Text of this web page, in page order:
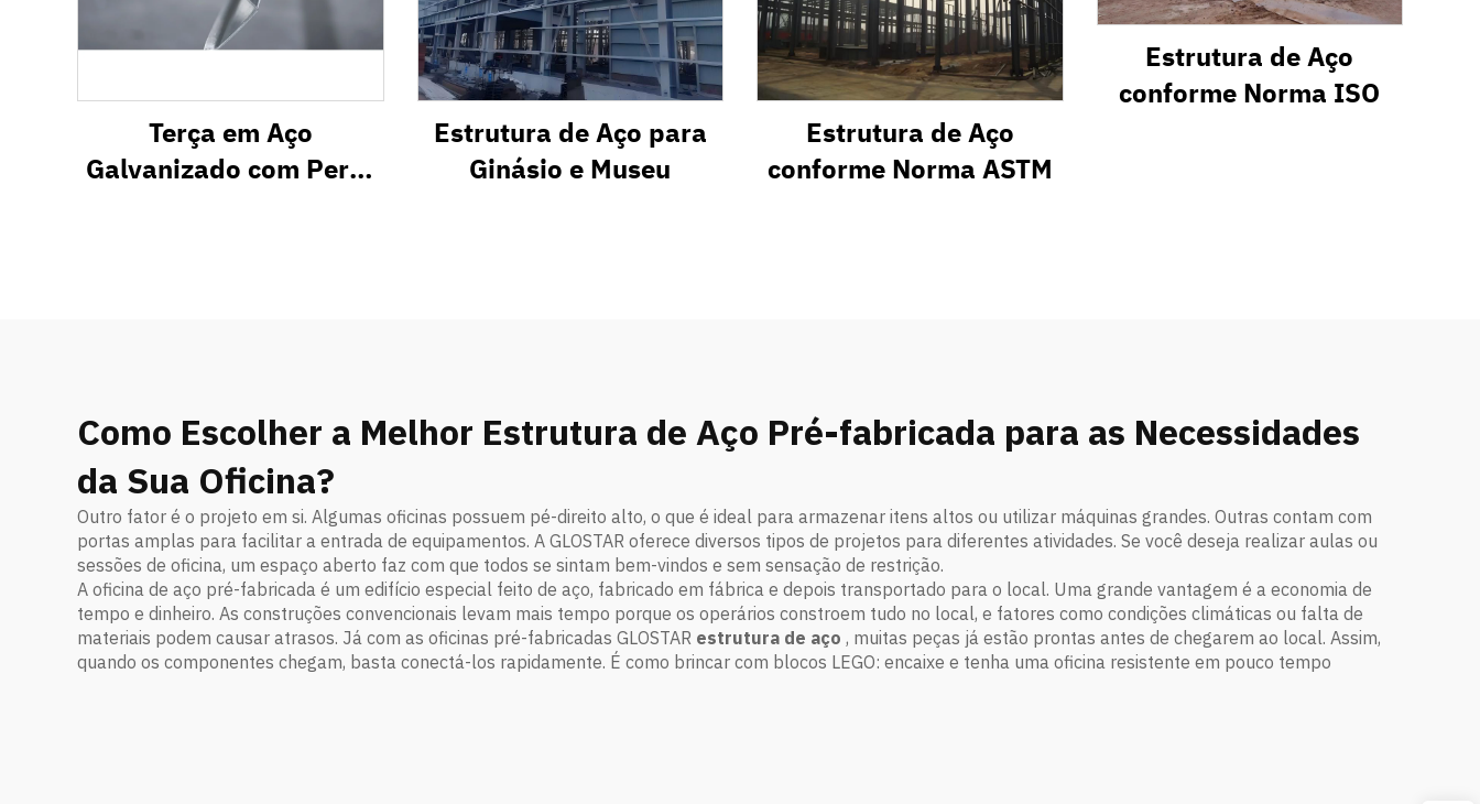
Terça em Aço
Galvanizado com Perfil
Estrutura de Aço para
Ginásio e Museu
Estrutura de Aço
conforme Norma ASTM
Estrutura de Aço
conforme Norma ISO
Como Escolher a Melhor Estrutura de Aço Pré-fabricada para as Necessidades
da Sua Oficina?
Outro fator é o projeto em si. Algumas oficinas possuem pé-direito alto, o que é ideal para armazenar itens altos ou utilizar máquinas grandes. Outras contam com
portas amplas para facilitar a entrada de equipamentos. A GLOSTAR oferece diversos tipos de projetos para diferentes atividades. Se você deseja realizar aulas ou
sessões de oficina, um espaço aberto faz com que todos se sintam bem-vindos e sem sensação de restrição.
A oficina de aço pré-fabricada é um edifício especial feito de aço, fabricado em fábrica e depois transportado para o local. Uma grande vantagem é a economia de
tempo e dinheiro. As construções convencionais levam mais tempo porque os operários constroem tudo no local, e fatores como condições climáticas ou falta de
materiais podem causar atrasos. Já com as oficinas pré-fabricadas GLOSTAR estrutura de aço , muitas peças já estão prontas antes de chegarem ao local. Assim,
quando os componentes chegam, basta conectá-los rapidamente. É como brincar com blocos LEGO: encaixe e tenha uma oficina resistente em pouco tempo